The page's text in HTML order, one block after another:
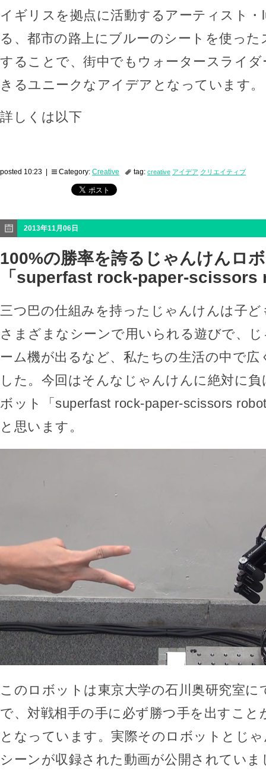
イギリスを拠点に活動するアーティスト
る、都市の路上にブルーのシートを使った
することで、街中でもウォータースライ
きるユニークなアイデアとなっています。
詳しくは以下
posted 10:23 | Category: Creative tag: creative アイデア クリエイティブ
2013年11月06日
100%の勝率を誇るじゃんけんロ
「superfast rock-paper-scissors
三つ巴の仕組みを持ったじゃんけんは子
さまざまなシーンで用いられる遊びで、
ーム機が出るなど、私たちの生活の中で
した。今回はそんなじゃんけんに絶対に
ボット「superfast rock-paper-scissors
と思います。
このロボットは東京大学の石川奥研究室に
で、対戦相手の手に必ず勝つ手を出すこ
となっています。実際そのロボットとじ
シーンが収録された動画が公開されてい